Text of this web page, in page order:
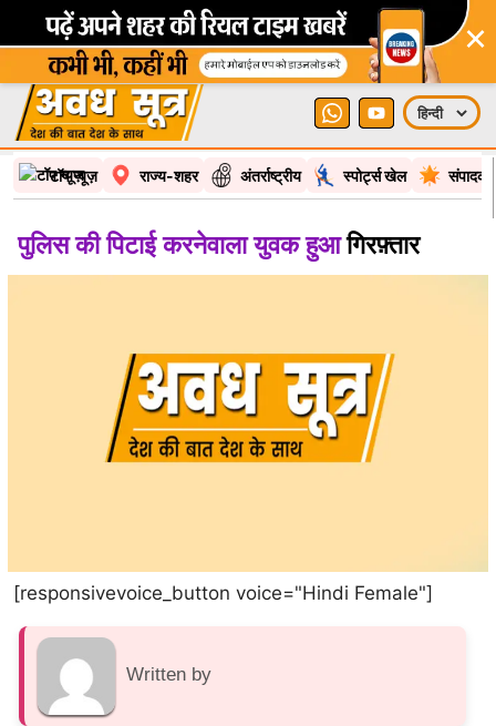
×
टॉप न्यूज़ राज्य-शहर अंतर्राष्ट्रीय स्पोर्ट्स खेल
पुलिस की पिटाई करनेवाला युवक हुआगिरफ़्तार
[responsivevoice_button voice="Hindi Female"]
Written by